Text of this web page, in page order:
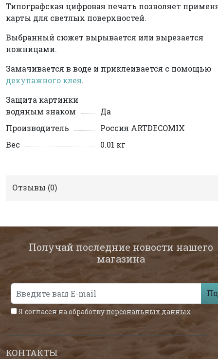
Типографская цифровая печать позволяет
карты для светлых поверхностей.
Выбранный сюжет вырывается или вырезается
ножницами.
Замачивается в воде и приклеивается с помощью
декупажного клея.
Защита картинки
водяным знаком
Да
Производитель
Россия ARTDECOMIX
Вес
0.01 кг
Отзывы (0)
Получай последние новости нашего
магазина
Я согласен на обработку персональных данных
КОНТАКТЫ